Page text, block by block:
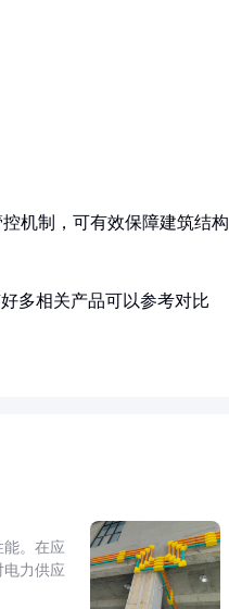
机制，可有效保障建筑结构
多相关产品可以参考对比
。在应
力供应